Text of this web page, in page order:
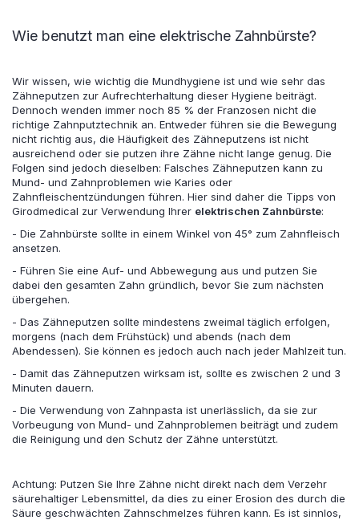
Wie benutzt man eine elektrische Zahnbürste?
Wir wissen, wie wichtig die Mundhygiene ist und wie sehr das
Zähneputzen zur Aufrechterhaltung dieser Hygiene beiträgt.
Dennoch wenden immer noch 85 % der Franzosen nicht die
richtige Zahnputztechnik an. Entweder führen sie die Bewegung
nicht richtig aus, die Häufigkeit des Zähneputzens ist nicht
ausreichend oder sie putzen ihre Zähne nicht lange genug. Die
Folgen sind jedoch dieselben: Falsches Zähneputzen kann zu
Mund- und Zahnproblemen wie Karies oder
Zahnfleischentzündungen führen. Hier sind daher die Tipps von
Girodmedical zur Verwendung Ihrer elektrischen Zahnbürste:
- Die Zahnbürste sollte in einem Winkel von 45° zum Zahnfleisch
ansetzen.
- Führen Sie eine Auf- und Abbewegung aus und putzen Sie
dabei den gesamten Zahn gründlich, bevor Sie zum nächsten
übergehen.
- Das Zähneputzen sollte mindestens zweimal täglich erfolgen,
morgens (nach dem Frühstück) und abends (nach dem
Abendessen). Sie können es jedoch auch nach jeder Mahlzeit tun.
- Damit das Zähneputzen wirksam ist, sollte es zwischen 2 und 3
Minuten dauern.
- Die Verwendung von Zahnpasta ist unerlässlich, da sie zur
Vorbeugung von Mund- und Zahnproblemen beiträgt und zudem
die Reinigung und den Schutz der Zähne unterstützt.
Achtung: Putzen Sie Ihre Zähne nicht direkt nach dem Verzehr
säurehaltiger Lebensmittel, da dies zu einer Erosion des durch die
Säure geschwächten Zahnschmelzes führen kann. Es ist sinnlos,